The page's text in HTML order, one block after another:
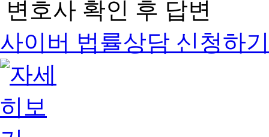
변호사 확인 후 답변
사이버 법률상담 신청하기